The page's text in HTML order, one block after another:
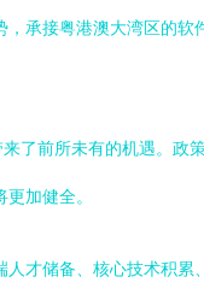
承接粤港澳大湾区的软
了前所未有的机遇。
加健全。
才储备、核心技术积